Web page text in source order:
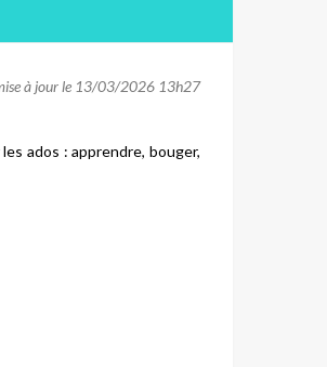
à jour le 13/03/2026 13h27
ados : apprendre, bouger,